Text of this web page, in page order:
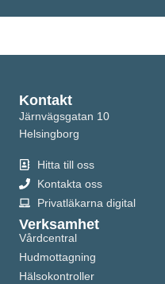
Verksamhet
Vårdcentral
Hudmottagning
Hälsokontroller
Kontakt
Järnvägsgatan 10
Helsingborg
Hitta till oss
Kontakta oss
Privatläkarna digital